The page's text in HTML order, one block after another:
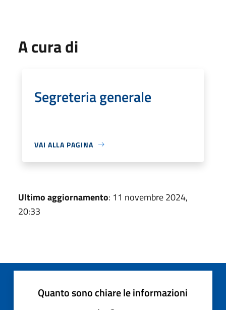
A cura di
Segreteria generale
VAI ALLA PAGINA
Ultimo aggiornamento: 11 novembre 2024,
20:33
Quanto sono chiare le informazioni